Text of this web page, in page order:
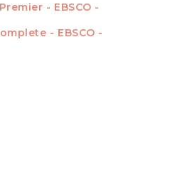
- EBSCO -
- EBSCO -